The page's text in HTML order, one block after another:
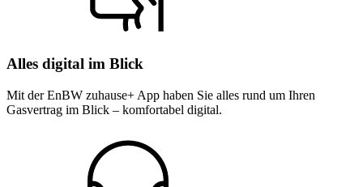
Alles digital im Blick
Mit der EnBW zuhause+ App haben Sie alles rund um Ihren
Gasvertrag im Blick – komfortabel digital.